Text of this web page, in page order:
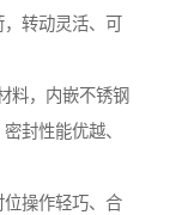
转动灵活、可
料，内嵌不锈钢
封性能优越、
操作轻巧、合